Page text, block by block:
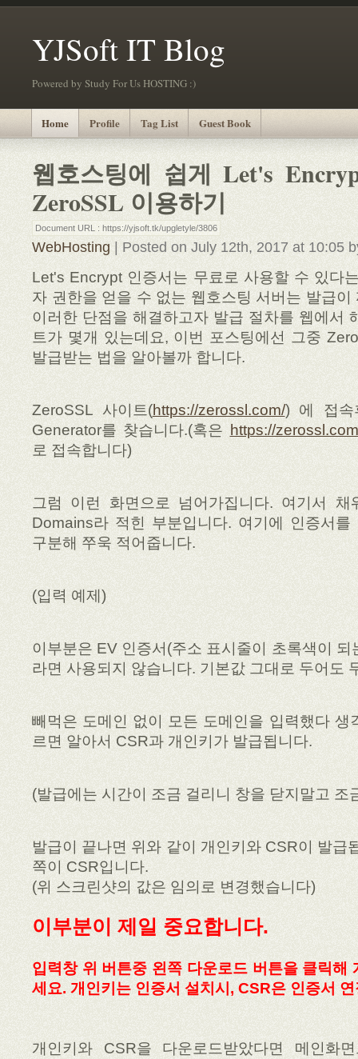
YJSoft IT Blog
Powered by Study For Us HOSTING :)
Home Profile Tag List Guest Book
웹호스팅에 쉽게 Let's
ZeroSSL 이용하기
Document URL : https://yjsoft.tk/upgletyle/3806
WebHosting | Posted on July 12th, 2017 at 10:05
Let's Encrypt 인증서는 무료로 사용할 수 있다
자 권한을 얻을 수 없는 웹호스팅 서버는 발급
이러한 단점을 해결하고자 발급 절차를 웹에서
트가 몇개 있는데요, 이번 포스팅에선 그중
발급받는 법을 알아볼까 합니다.
ZeroSSL 사이트(https://zerossl.com/) 에 접속
Generator를 찾습니다.(혹은
https://
로 접속합니다)
그럼 이런 화면으로 넘어가집니다. 여기서
Domains라 적힌 부분입니다. 여기에 인증서
구분해 쭈욱 적어줍니다.
(입력 예제)
이부분은 EV 인증서(주소 표시줄이 초록색이
라면 사용되지 않습니다. 기본값 그대로 두어도
빼먹은 도메인 없이 모든 도메인을 입력했다 생
르면 알아서 CSR과 개인키가 발급됩니다.
(발급에는 시간이 조금 걸리니 창을 닫지말고 조
발급이 끝나면 위와 같이 개인키와 CSR이 발급
쪽이 CSR입니다.
(위 스크린샷의 값은 임의로 변경했습니다)
이부분이 제일 중요합니다.
입력창 위 버튼중 왼쪽 다운로드 버튼을 클릭해
세요. 개인키는 인증서 설치시, CSR은 인증서
개인키와 CSR을 다운로드받았다면 메인화